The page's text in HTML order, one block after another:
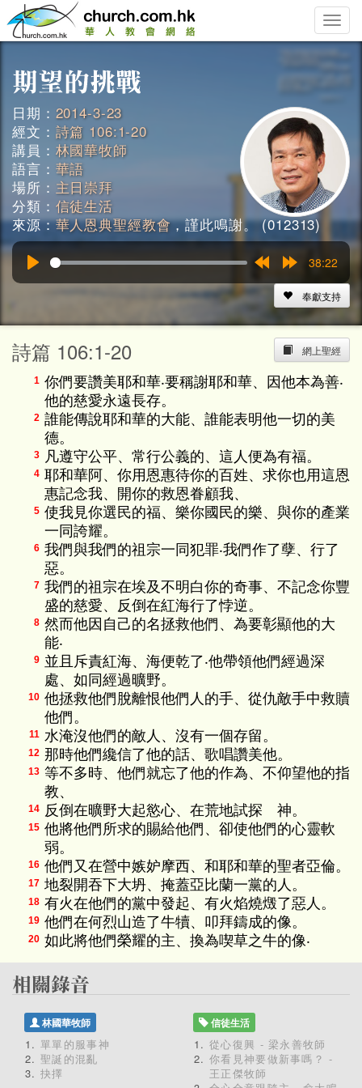
Toggle
日期： 2014-3-23
經文： 詩篇 106:1-20
講員： 林國華牧師
語言： 華語
場所： 主日崇拜
分類： 信徒生活
來源：華人恩典聖經教會，謹此鳴謝。 (012313)
15s
38:22
奉獻支持
網上聖經
詩篇 106:1-20
1 你們要讚美耶和華‧要稱謝耶和華、因他本為善‧
他的慈愛永遠長存。
2 誰能傳說耶和華的大能、誰能表明他一切的美
德。
3 凡遵守公平、常行公義的、這人便為有福。
4 耶和華阿、你用恩惠待你的百姓、求你也用這恩
惠記念我、開你的救恩眷顧我、
5 使我見你選民的福、樂你國民的樂、與你的產業
一同誇耀。
6 我們與我們的祖宗一同犯罪‧我們作了孽、行了
惡。
7 我們的祖宗在埃及不明白你的奇事、不記念你豐
盛的慈愛、反倒在紅海行了悖逆。
8 然而他因自己的名拯救他們、為要彰顯他的大
能‧
9 並且斥責紅海、海便乾了‧他帶領他們經過深
處、如同經過曠野。
10 他拯救他們脫離恨他們人的手、從仇敵手中救贖
他們。
11 水淹沒他們的敵人、沒有一個存留。
12 那時他們纔信了他的話、歌唱讚美他。
13 等不多時、他們就忘了他的作為、不仰望他的指
教、
14 反倒在曠野大起慾心、在荒地試探 神。
15 他將他們所求的賜給他們、卻使他們的心靈軟
弱。
16 他們又在營中嫉妒摩西、和耶和華的聖者亞倫。
17 地裂開吞下大坍、掩蓋亞比蘭一黨的人。
18 有火在他們的黨中發起、有火焰燒燬了惡人。
19 他們在何烈山造了牛犢、叩拜鑄成的像。
20 如此將他們榮耀的主、換為喫草之牛的像‧
林國華牧師
單單的服事神
聖誕的混亂
抉擇
信徒生活
從心復興 - 梁永善牧師
你看見神要做新事嗎？ -
王正傑牧師